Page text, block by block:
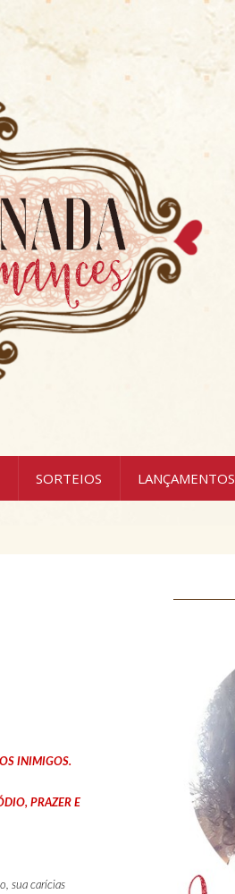
SORTEIOS LANÇAMENTOS
INIMIGOS.
PRAZER E
sua carícias